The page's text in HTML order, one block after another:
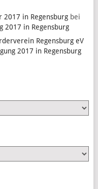
2017 in Regensburgbei
2017 in Regensburg
Regensburg eV
2017 in Regensburg